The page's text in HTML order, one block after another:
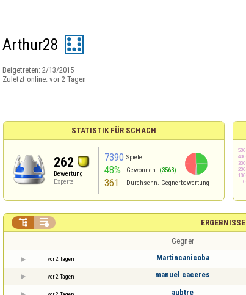
Arthur28
Beigetreten: 2/13/2015
Zuletzt online: vor 2 Tagen
STATISTIK FÜR SCHACH
262
Bewertung
Experte
7390 Spiele
48% Gewonnen (3563)
361 Durchschn. Gegnerbewertung
ERGEBNISSE
 
Gegner
vor 2 Tagen Martincanicoba
vor 2 Tagen manuel caceres
aubtre